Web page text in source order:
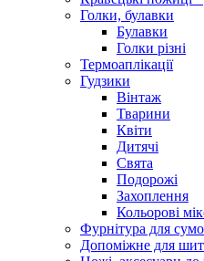
Голки, булавки
Булавки
Голки різні
Термоаплікації
Гудзики
Вінтаж
Тварини
Квіти
Дитячі
Свята
Подорожі
Захоплення
Кольорові
Фурнітура для
Допоміжне для